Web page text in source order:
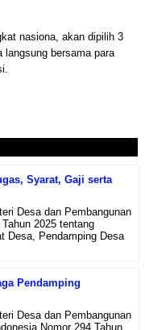
nasiona, akan dipilih 3
langsung bersama para
Syarat, Gaji serta
Desa dan Pembangunan
2025 tentang
Desa, Pendamping Desa
Pendamping
Desa dan Pembangunan
Nomor 294 Tahun